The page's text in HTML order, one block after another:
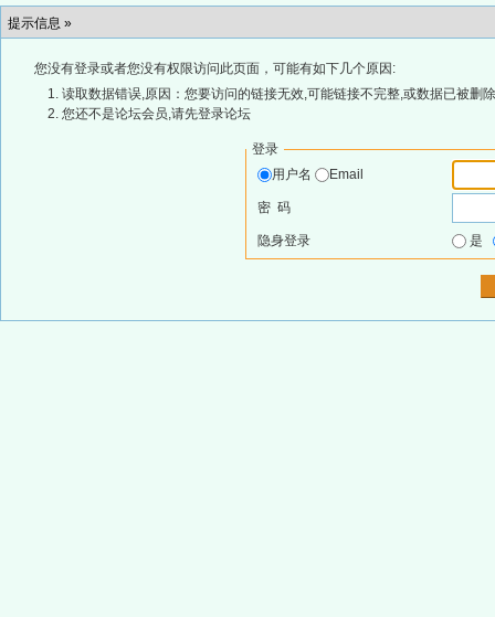
提示信息 »
您没有登录或者您没有权限访问此页面，可能有如下几个原因:
读取数据错误,原因：您要访问的链接无效,可能链接不完整,或数据已被删
您还不是论坛会员,请先登录论坛
登录
用户名
Email
密 码
隐身登录 是